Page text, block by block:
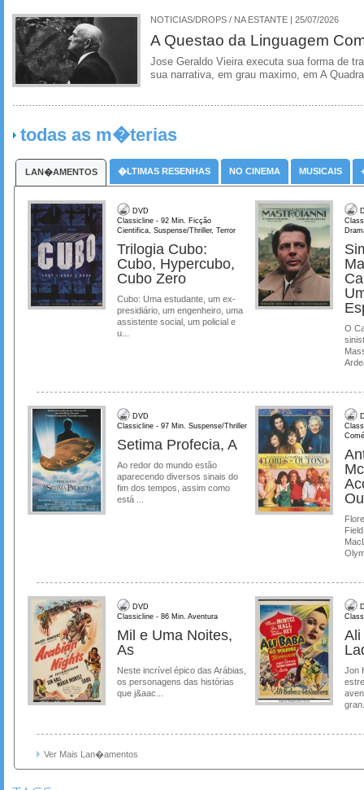
NOTICIAS/DROPS / NA ESTANTE | 25/07/2026
A Questao da Linguagem
Jose Geraldo Vieira executa sua forma de
sua narrativa, em grau maximo, em A
todas as m�terias
LAN�AMENTOS �LTIMAS RESENHAS NO CINEMA MUSICAIS
DVD
Classicline - 92 Min. Ficção
Cientifica, Suspense/Thriller, Terror
Trilogia Cubo:
Cubo, Hypercubo,
Cubo Zero
Cubo: Uma estudante, um ex-
presidiário, um engenheiro, uma
assistente social, um policial e
u...
O
DVD
Classicline - 97 Min. Suspense/Thriller
Setima Profecia, A
Ao redor do mundo estão
aparecendo diversos sinais do
fim dos tempos, assim como
está ...
DVD
Classicline - 86 Min. Aventura
Mil e Uma Noites,
As
Neste incrível épico das Arábias,
os personagens das histórias
que j&aac...
Ali
Jon
Ver Mais Lan�amentos